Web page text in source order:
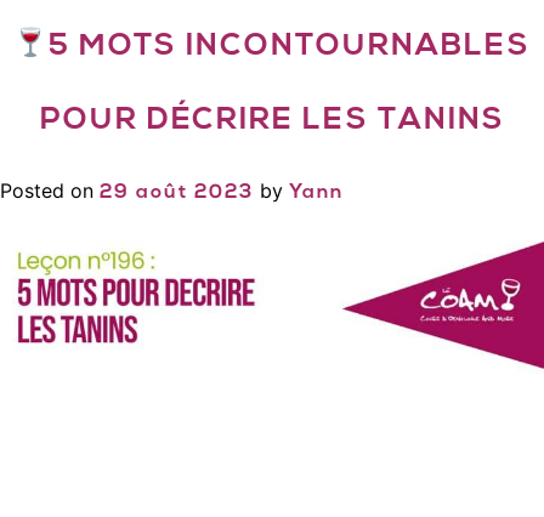
5 MOTS INCONTOURNABLES
POUR DÉCRIRE LES TANINS
Posted on 29 août 2023 by Yann